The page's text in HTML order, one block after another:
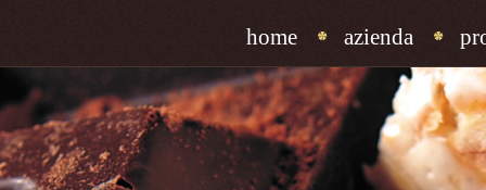
home azienda